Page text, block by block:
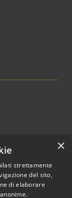
×
strettamente
del sito,
di elaborare